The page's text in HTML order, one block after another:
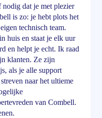
nodig dat je met plezier
is zo: je hebt plots het
technisch team.
huis en staat je elk uur
en helpt je echt. Ik raad
klanten. Ze zijn
als je alle support
naar het ultieme
van Combell.